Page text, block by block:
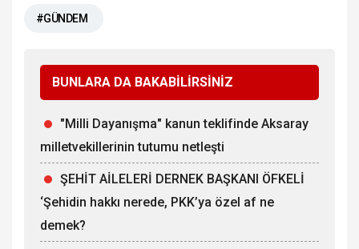
#GÜNDEM
BUNLARA DA BAKABİLİRSİNİZ
"Milli Dayanışma" kanun teklifinde Aksaray
milletvekillerinin tutumu netleşti
ŞEHİT AİLELERİ DERNEK BAŞKANI ÖFKELİ
‘Şehidin hakkı nerede, PKK’ya özel af ne
demek?